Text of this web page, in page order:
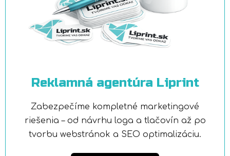
Reklamná agentúra Liprint
Zabezpečíme kompletné marketingové
riešenia – od návrhu loga a tlačovín až po
tvorbu webstránok a SEO optimalizáciu.